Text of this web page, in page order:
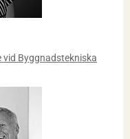
vid Byggnadstekniska